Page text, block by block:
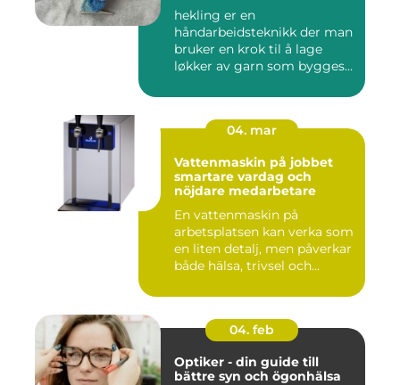
hekling er en
håndarbeidsteknikk der man
bruker en krok til å lage
løkker av garn som bygges
04. mar
Vattenmaskin på jobbet
smartare vardag och
nöjdare medarbetare
En vattenmaskin på
arbetsplatsen kan verka som
en liten detalj, men påverkar
både hälsa, trivsel och...
04. feb
Optiker - din guide till
bättre syn och ögonhälsa